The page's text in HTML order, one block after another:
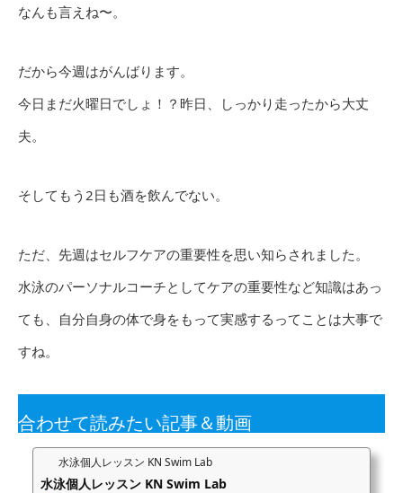
なんも言えね〜。
だから今週はがんばります。
今日まだ火曜日でしょ！？昨日、しっかり走ったから大丈
夫。
そしてもう2日も酒を飲んでない。
ただ、先週はセルフケアの重要性を思い知らされました。
水泳のパーソナルコーチとしてケアの重要性など知識はあっ
ても、自分自身の体で身をもって実感するってことは大事で
すね。
合わせて読みたい記事＆動画
水泳個人レッスン KN Swim Lab
水泳個人レッスン KN Swim Lab